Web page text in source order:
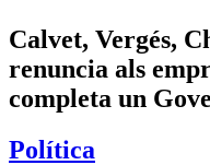
Calvet, Vergés,
renuncia als
completa un
Política